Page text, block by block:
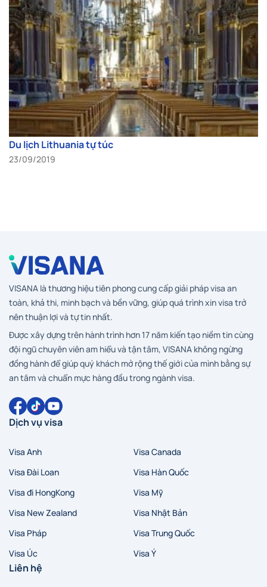
Du lịch Lithuania tự túc
23/09/2019
VISANA là thương hiệu tiên phong cung cấp giải pháp visa an
toàn, khả thi, minh bạch và bền vững, giúp quá trình xin visa trở
nên thuận lợi và tự tin nhất.
Được xây dựng trên hành trình hơn 17 năm kiến tạo niềm tin cùng
đội ngũ chuyên viên am hiểu và tận tâm, VISANA không ngừng
đồng hành để giúp quý khách mở rộng thế giới của mình bằng sự
an tâm và chuẩn mực hàng đầu trong ngành visa.
Dịch vụ visa
Visa Anh
Visa Canada
Visa Đài Loan
Visa Hàn Quốc
Visa đi HongKong
Visa Mỹ
Visa New Zealand
Visa Nhật Bản
Visa Pháp
Visa Trung Quốc
Visa Úc
Visa Ý
Liên hệ